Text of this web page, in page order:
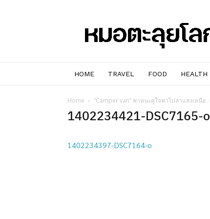
ตะลุย
โลก
HOME TRAVEL FOOD HEALTH
Home “Camper van” พาหนะคู่ใจพาไปล่าแสงเหนือ
1402234421-DSC7165-o
1402234397-DSC7164-o